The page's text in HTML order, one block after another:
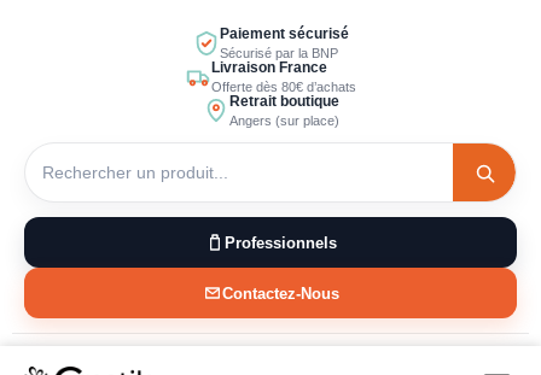
Paiement sécurisé
Sécurisé par la BNP
Livraison France
Offerte dès 80€ d’achats
Retrait boutique
Angers (sur place)
Professionnels
Contactez-Nous